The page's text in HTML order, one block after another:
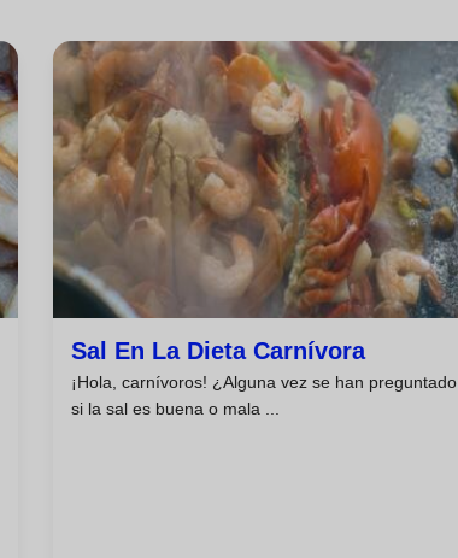
Sal En La Dieta Carnívora
¡Hola, carnívoros! ¿Alguna vez se han preguntado
si la sal es buena o mala ...